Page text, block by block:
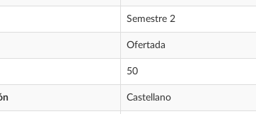
Semestre 2
Ofertada
50
Castellano